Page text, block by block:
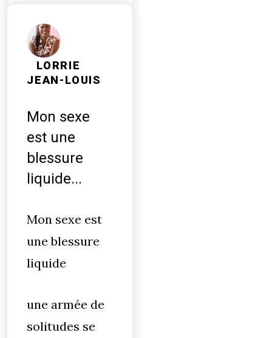
LORRIE
JEAN-LOUIS
Mon sexe
est une
blessure
liquide...
Mon sexe est
une blessure
liquide
une armée de
solitudes se